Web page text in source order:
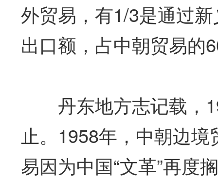
外贸易，有1/3是通过
出口额，占中朝贸易的
丹东地方志记载，
止。1958年，中朝边
易因为中国“文革”再度